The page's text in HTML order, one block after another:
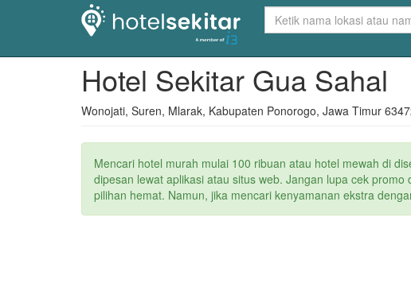
Hotel Sekitar Gua Sahal
Wonojati, Suren, Mlarak, Kabupaten Ponorogo, Jawa Timur
Mencari hotel murah mulai 100 ribuan atau hotel mewah di
dipesan lewat aplikasi atau situs web. Jangan lupa cek
pilihan hemat. Namun, jika mencari kenyamanan ekstra